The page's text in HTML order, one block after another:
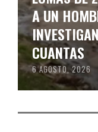
A UN
CUANTAS
6 AGOSTO, 2026